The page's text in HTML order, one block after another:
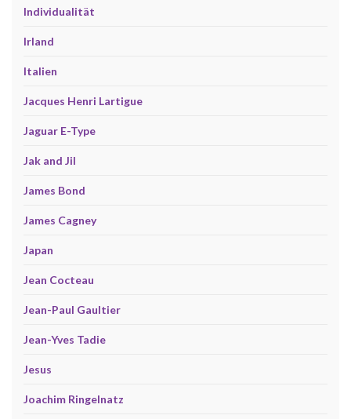
Individualität
Irland
Italien
Jacques Henri Lartigue
Jaguar E-Type
Jak and Jil
James Bond
James Cagney
Japan
Jean Cocteau
Jean-Paul Gaultier
Jean-Yves Tadie
Jesus
Joachim Ringelnatz